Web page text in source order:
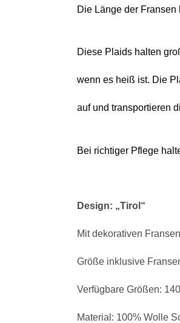
Die Länge der
Diese Plaids halten
wenn es heiß ist. Die
auf und transportieren
Bei richtiger Pflege
Design: „Tirol“
Mit dekorativen
Größe inklusive
Verfügbare Größen:
Material: 100% Wolle